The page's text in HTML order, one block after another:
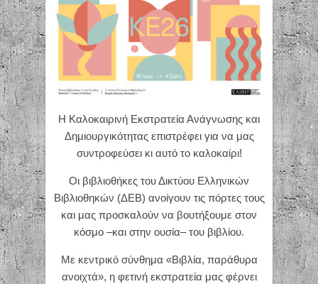
Η Καλοκαιρινή Εκστρατεία Ανάγνωσης και
Δημιουργικότητας επιστρέφει για να μας
συντροφεύσει κι αυτό το καλοκαίρι!
Οι βιβλιοθήκες του Δικτύου Ελληνικών
Βιβλιοθηκών (ΔΕΒ) ανοίγουν τις πόρτες τους
και μας προσκαλούν να βουτήξουμε στον
κόσμο –και στην ουσία– του βιβλίου.
Με κεντρικό σύνθημα «Βιβλία, παράθυρα
ανοιχτά», η φετινή εκστρατεία μας φέρνει